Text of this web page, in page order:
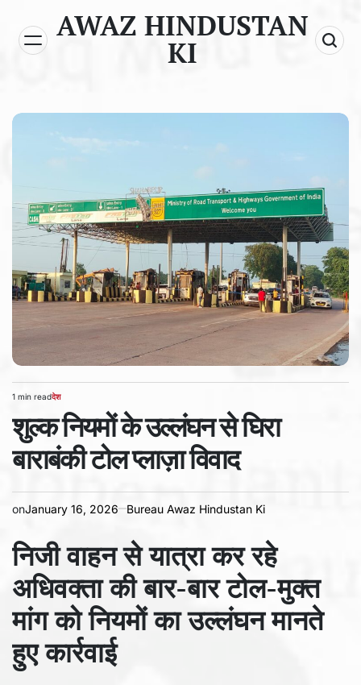
content
AWAZ HINDUSTAN
KI
Estimated
time
1 min readPOSTED
देश
शुल्क नियमों के उल्लंघन से घिरा
बाराबंकी टोल प्लाज़ा विवाद
onJanuary 16, 2026 Bureau Awaz Hindustan Ki
निजी वाहन से यात्रा कर रहे
अधिवक्ता की बार-बार टोल-मुक्त
मांग को नियमों का उल्लंघन मानते
हुए कार्रवाई